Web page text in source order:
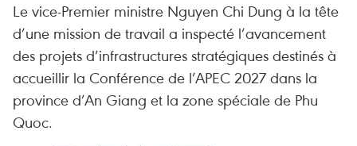
Le vice-Premier ministre Nguyen Chi Dung à la tête
d’une mission de travail a inspecté l’avancement
des projets d’infrastructures stratégiques destinés à
accueillir la Conférence de l’APEC 2027 dans la
province d’An Giang et la zone spéciale de Phu
Quoc.